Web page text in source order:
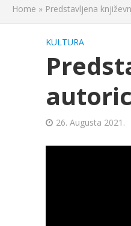
Home » Predstavljena
KULTURA
26. Augusta 2021.